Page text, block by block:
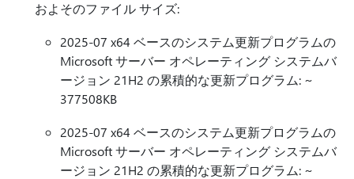
およそのファイル サイズ:
2025-07 x64 ベースのシステム更新プログラムの
Microsoft サーバー オペレーティング システムバ
ージョン 21H2 の累積的な更新プログラム: ~
377508KB
2025-07 x64 ベースのシステム更新プログラムの
Microsoft サーバー オペレーティング システムバ
ージョン 21H2 の累積的な更新プログラム: ~